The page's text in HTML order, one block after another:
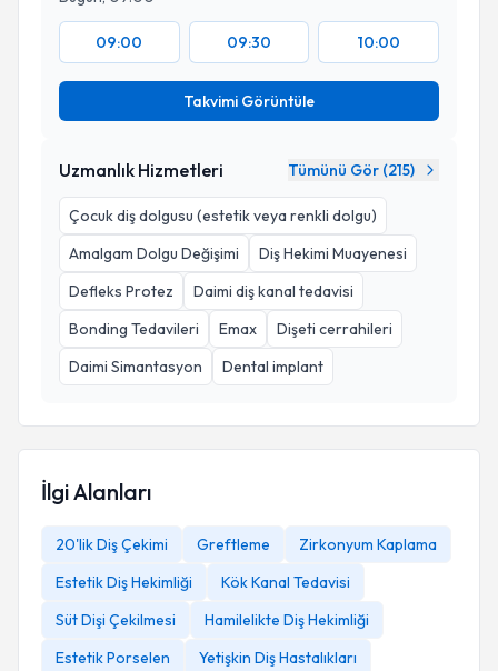
09:00 09:30 10:00
Takvimi Görüntüle
Uzmanlık Hizmetleri Tümünü Gör (215)
Çocuk diş dolgusu (estetik veya renkli dolgu)
Amalgam Dolgu Değişimi
Diş Hekimi Muayenesi
Defleks Protez
Daimi diş kanal tedavisi
Bonding Tedavileri
Emax
Dişeti cerrahileri
Daimi Simantasyon
Dental implant
İlgi Alanları
20'lik Diş Çekimi Greftleme
Zirkonyum Kaplama
Estetik Diş Hekimliği
Kök Kanal Tedavisi
Süt Dişi Çekilmesi
Hamilelikte Diş Hekimliği
Estetik Porselen
Yetişkin Diş Hastalıkları